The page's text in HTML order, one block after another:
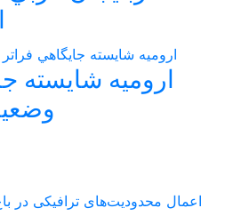
اروميه شايسته